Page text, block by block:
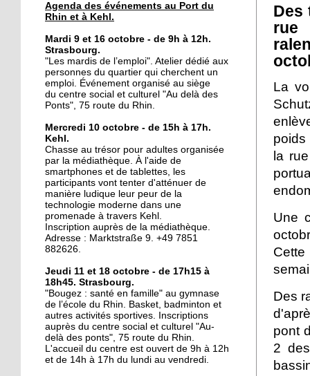
Le Port du Rhin, terre de
12 octobre 2018
Du lien social au petit-
déjeuner
11 octobre 2018
La ligne D sur les rails
20 octobre 2017
Le Port-du-Rhin, paradis
perdu du graffiti
strasbourgeois ?
19 octobre 2017
Mixité en construction
19 octobre 2017
Y a-t-il un interprète
dans la salle?
Agenda des événements au Port du
Rhin et à Kehl.
Mardi 9 et 16 octobre - de 9h à 12h.
Strasbourg.
"Les mardis de l’emploi". Atelier dédié aux
personnes du quartier qui cherchent un
emploi. Événement organisé au siège
du centre social et culturel "Au delà des
Ponts", 75 route du Rhin.
Mercredi 10 octobre - de 15h à 17h.
Kehl.
Chasse au trésor pour adultes organisée
par la médiathèque. À l'aide de
smartphones et de tablettes, les
participants vont tenter d'atténuer de
manière ludique leur peur de la
technologie moderne dans une
promenade à travers Kehl.
Inscription auprès de la médiathèque.
Adresse : Marktstraße 9. +49 7851
882626.
Jeudi 11 et 18 octobre - de 17h15 à
18h45. Strasbourg.
"Bougez : santé en famille" au gymnase
de l’école du Rhin. Basket, badminton et
autres activités sportives. Inscriptions
auprès du centre social et culturel "Au-
delà des ponts", 75 route du Rhin.
L'accueil du centre est ouvert de 9h à 12h
et de 14h à 17h du lundi au vendredi.
Des
rue
La
poids
la
Une
Des
pont
2